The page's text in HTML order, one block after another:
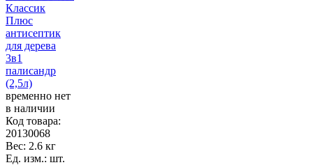
Классик
Плюс
антисептик
для дерева
3в1
палисандр
(2,5л)
временно нет
в наличии
Код товара:
20130068
Вес: 2.6 кг
Ед. изм.: шт.